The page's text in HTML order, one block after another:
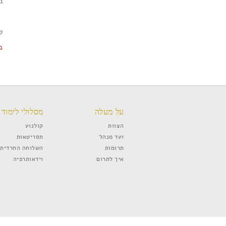
על מעלה
הצוות
ועד מנהל
תרומות
איך לתרום
מסלולי לימוד
קולנוע
תסריטאות
השלוחה החרדית
וידאותרפיה